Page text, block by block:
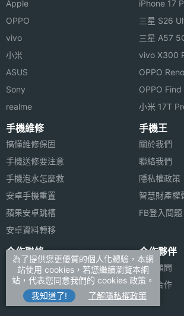
使用者可以利用 ETEN M500 裡的
郵件 (IMAP/POP3) ，或是利用傳輸
件、行事曆、通訊錄等，讓你的
程一致，只要幾個步驟就可以輕鬆同
半天了。另外商務功能不能不提到它的
EXCEL 預覽功能，除了可以在通車時
外，還可以編輯簡易的文字數據，130
量，可以存入不少的文件!!而其他的功
本、IE 瀏覽器、eBOOK、記憶體管理
手機必備的!
ETEN M500 功能特色
◎ 內建 WINDOWS MEDIA PLAYER
◎ 四頻系統
◎ 內建藍芽、紅外線無線傳輸
◎ Pocket Wrod, Pocket Excel 軟體
Apple
OPPO
vivo
小米
ASUS
Sony
realme
iPhone 17
三星 S26
三星 A57
vivo X300
OPPO
OPPO
小米 17T
手機維修
搞懂維修保固
手機送修要注意
手機泡水怎麼救
安卓手機重置
蘋果安卓跳槽
安卓資料轉移
手機王
關於我們
聯絡我們
隱私權政策
智慧財產權
FB登入問題
合作聯絡
廣告刊登
加入商店報價
新聞聯絡
合作夥伴
法律顧問
媒體合作
為了提供您更優質的個人化體驗，本網
站使用 cookies，若您繼續瀏覽本網
站，代表您同意我們的 cookies 政策。
我知道了!
了解隱私權政策